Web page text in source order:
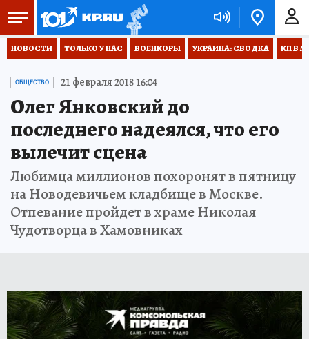
НОВОСТИ ТОЛЬКО У НАС ВОЕНКОРЫ УКРАИНА: СВОДКА КП В
ОБЩЕСТВО 21 февраля 2018 16:04
Олег Янковский до
последнего надеялся, что его
вылечит сцена
Любимца миллионов похоронят в пятницу
на Новодевичьем кладбище в Москве.
Отпевание пройдет в храме Николая
Чудотворца в Хамовниках